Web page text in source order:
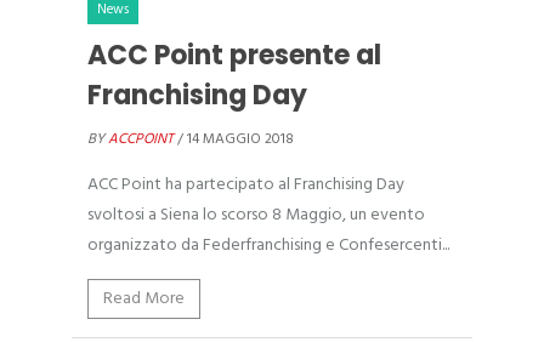
News
ACC Point presente al
Franchising Day
BYACCPOINT/ 14 MAGGIO 2018
ACC Point ha partecipato al Franchising Day
svoltosi a Siena lo scorso 8 Maggio, un evento
organizzato da Federfranchising e Confesercenti...
Read More